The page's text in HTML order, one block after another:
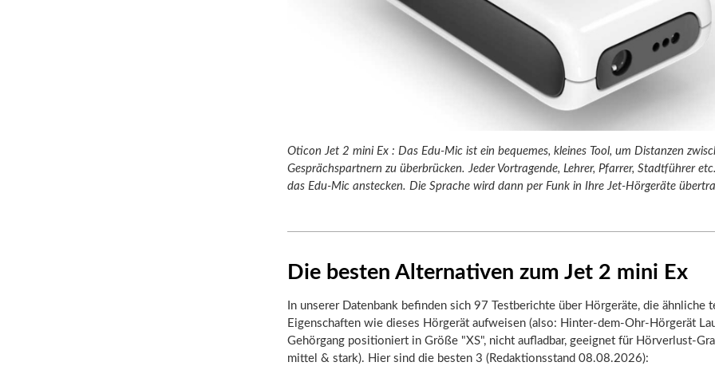
Oticon Jet 2 mini Ex : Das Edu-Mic ist ein bequemes, kleines Tool, um Distanzen
Gesprächspartnern zu überbrücken. Jeder Vortragende, Lehrer, Pfarrer, Stadtführer
das Edu-Mic anstecken. Die Sprache wird dann per Funk in Ihre Jet-Hörgeräte
Die besten Alternativen zum Jet 2 mini Ex
In unserer Datenbank befinden sich 97 Testberichte über Hörgeräte, die ähnliche
Eigenschaften wie dieses Hörgerät aufweisen (also: Hinter-dem-Ohr-Hörgerät
Gehörgang positioniert in Größe "XS", nicht aufladbar, geeignet für Hörverlust-
mittel & stark). Hier sind die besten 3 (Redaktionsstand 08.08.2026):